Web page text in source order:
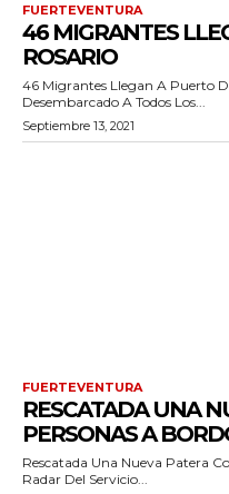
FUERTEVENTURA
46 MIGRANTES
ROSARIO
46 Migrantes Llegan A Puerto
Desembarcado A Todos Los...
Septiembre 13, 2021
FUERTEVENTURA
RESCATADA UNA
PERSONAS A
Rescatada Una Nueva Patera
Radar Del Servicio...